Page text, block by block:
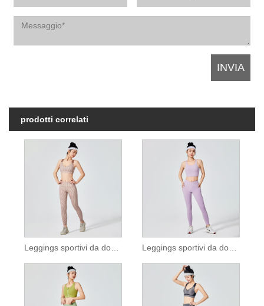
prodotti correlati
Leggings sportivi da donna con motivo scozzese marrone